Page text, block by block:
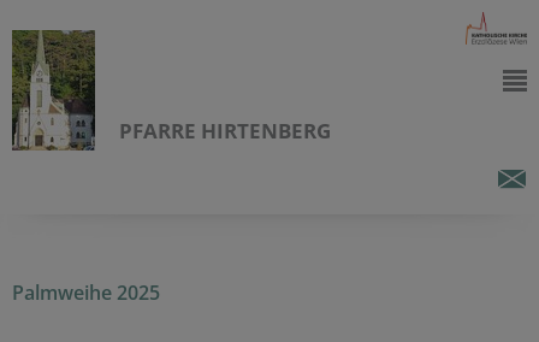
PFARRE HIRTENBERG
Palmweihe 2025